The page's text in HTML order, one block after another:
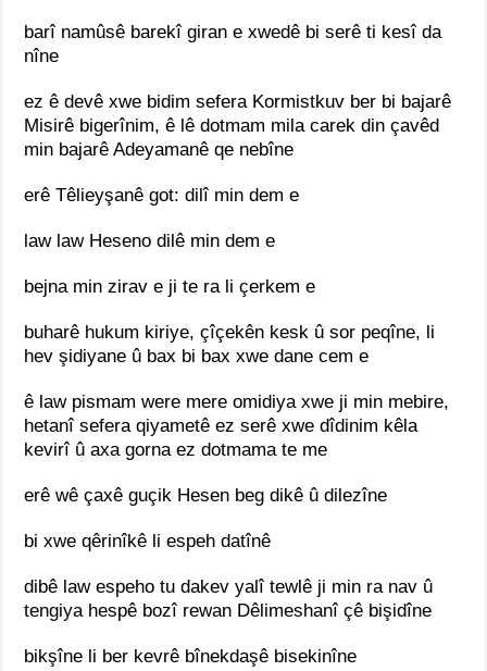
barî namûsê barekî giran e xwedê bi serê ti kesî da
nîne
ez ê devê xwe bidim sefera Kormistkuv ber bi bajarê
Misirê bigerînim, ê lê dotmam mila carek din çavêd
min bajarê Adeyamanê qe nebîne
erê Têlieyşanê got: dilî min dem e
law law Heseno dilê min dem e
bejna min zirav e ji te ra li çerkem e
buharê hukum kiriye, çîçekên kesk û sor peqîne, li
hev şidiyane û bax bi bax xwe dane cem e
ê law pismam were mere omidiya xwe ji min mebire,
hetanî sefera qiyametê ez serê xwe dîdinim kêla
kevirî û axa gorna ez dotmama te me
erê wê çaxê guçik Hesen beg dikê û dilezîne
bi xwe qêrinîkê li espeh datînê
dibê law espeho tu dakev yalî tewlê ji min ra nav û
tengiya hespê bozî rewan Dêlimeshanî çê bişidîne
bikşîne li ber kevrê bînekdaşê bisekinîne